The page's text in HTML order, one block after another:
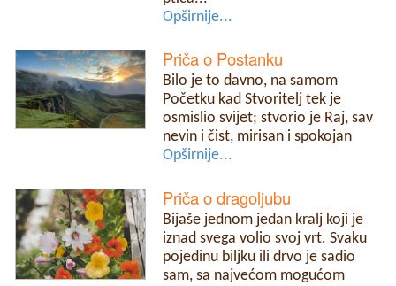
Opširnije...
Priča o Postanku
Bilo je to davno, na samom
Početku kad Stvoritelj tek je
osmislio svijet; stvorio je Raj, sav
nevin i čist, mirisan i spokojan
Opširnije...
Priča o dragoljubu
Bijaše jednom jedan kralj koji je
iznad svega volio svoj vrt. Svaku
pojedinu biljku ili drvo je sadio
sam, sa najvećom mogućom